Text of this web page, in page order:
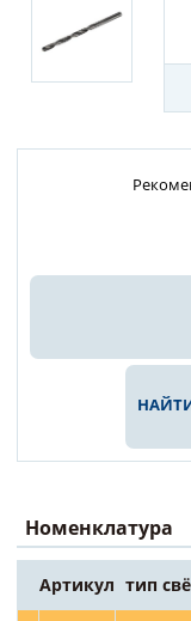
Номенклатура
Артикул тип